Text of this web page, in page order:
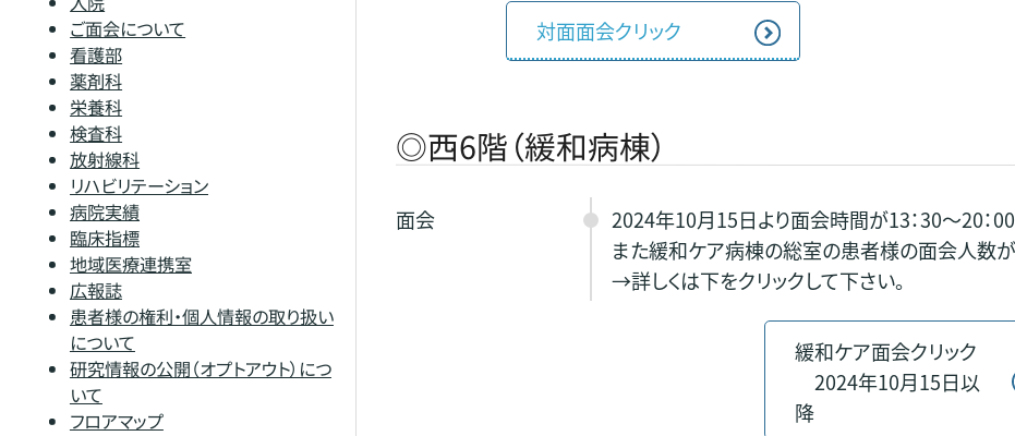
対面面会クリック
◎西6階（緩和病棟）
面会
2024年10月15日より面会時間が13：30～20：00
また緩和ケア病棟の総室の患者様の面会人数が
→詳しくは下をクリックして下さい。
緩和ケア面会クリック
2024年10月15日以
降
ご面会について
看護部
薬剤科
栄養科
検査科
放射線科
リハビリテーション
病院実績
臨床指標
地域医療連携室
広報誌
患者様の権利・個人情報の取り扱い
について
研究情報の公開（オプトアウト）につ
いて
フロアマップ